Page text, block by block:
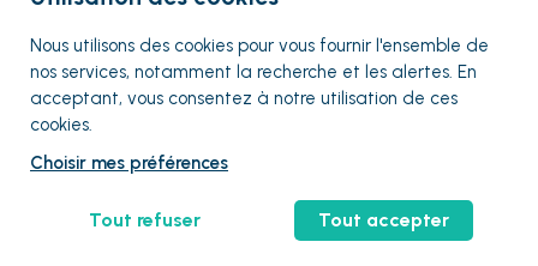
Nous utilisons des cookies pour vous fournir l'ensemble de
nos services, notamment la recherche et les alertes. En
acceptant, vous consentez à notre utilisation de ces
cookies.
Choisir mes préférences
Tout refuser Tout accepter